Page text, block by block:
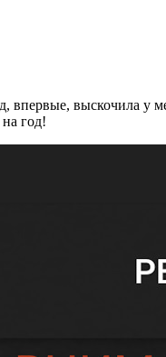
впервые, выскочила у
год!